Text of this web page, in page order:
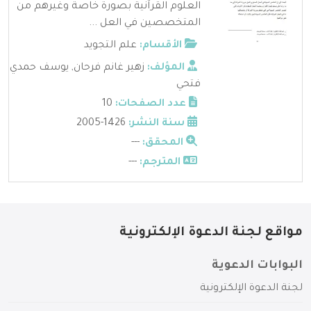
العلوم القرآنية بصورة خاصة وغيرهم من
المتخصصين في العل ...
الأقسام: علم التجويد
المؤلف: زهير غانم فرحان, يوسف حمدي
فتحي
عدد الصفحات:
سنة النشر:
المحقق: ---
المترجم: ---
مواقع لجنة الدعوة الإلكترونية
البوابات الدعوية
لجنة الدعوة الإلكترونية